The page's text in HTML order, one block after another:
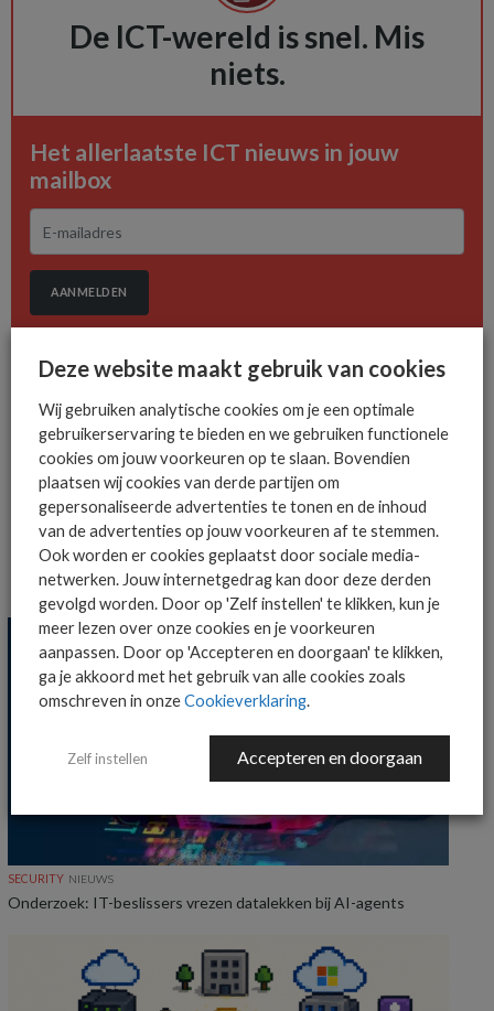
De ICT-wereld is snel. Mis
niets.
Het allerlaatste ICT nieuws in jouw
mailbox
AANMELDEN
MEER OVER FORTINET ZERO TRUST
MEER SECURITY NIEUWS
SECURITY NIEUWS
Onderzoek: IT-beslissers vrezen datalekken bij AI-agents
Deze website maakt gebruik van cookies
Wij gebruiken analytische cookies om je een optimale
gebruikerservaring te bieden en we gebruiken functionele
cookies om jouw voorkeuren op te slaan. Bovendien
plaatsen wij cookies van derde partijen om
gepersonaliseerde advertenties te tonen en de inhoud
van de advertenties op jouw voorkeuren af te stemmen.
Ook worden er cookies geplaatst door sociale media-
netwerken. Jouw internetgedrag kan door deze derden
gevolgd worden. Door op 'Zelf instellen' te klikken, kun je
meer lezen over onze cookies en je voorkeuren
aanpassen. Door op 'Accepteren en doorgaan' te klikken,
ga je akkoord met het gebruik van alle cookies zoals
omschreven in onzeCookieverklaring.
Zelf instellen Accepteren en doorgaan